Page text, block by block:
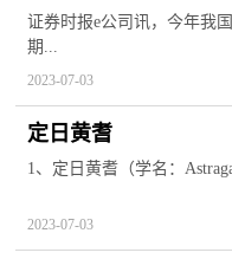
证券时报e公司讯，今年我
期...
2023-07-03
定日黄耆
1、定日黄耆（学名：
2023-07-03